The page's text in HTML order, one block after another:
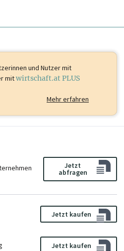
und Nutzer mit
mitwirtschaft.at PLUS
Mehr erfahren
Jetzt
abfragen
Jetzt kaufen
Jetzt kaufen